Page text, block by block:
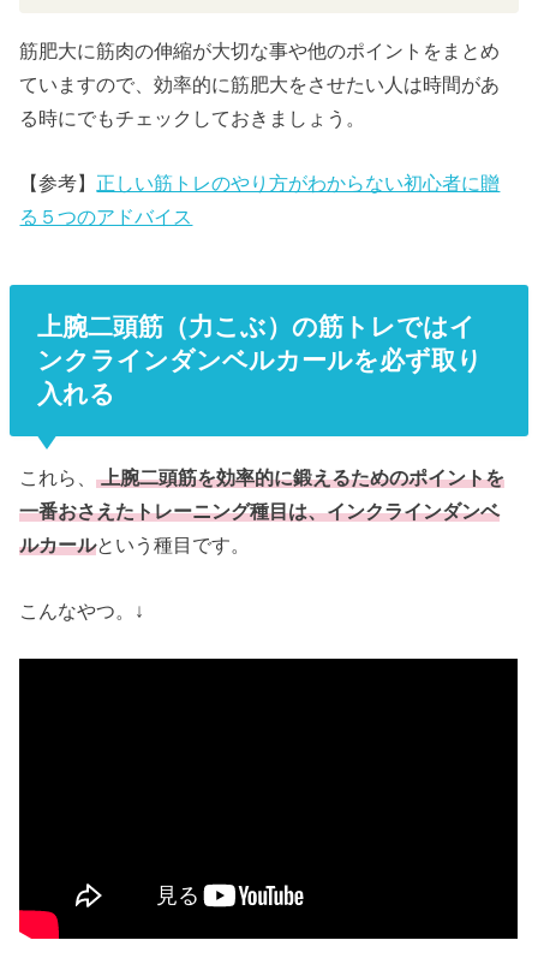
筋肥大に筋肉の伸縮が大切な事や他のポイントをまとめ
ていますので、効率的に筋肥大をさせたい人は時間があ
る時にでもチェックしておきましょう。
【参考】 正しい筋トレのやり方がわからない初心者に贈
る５つのアドバイス
上腕二頭筋（力こぶ）の筋トレではイ
ンクラインダンベルカールを必ず取り
入れる
これら、 上腕二頭筋を効率的に鍛えるためのポイントを
一番おさえたトレーニング種目は、インクラインダンベ
ルカールという種目です。
こんなやつ。↓